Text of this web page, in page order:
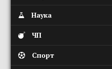
Наука
ЧП
Спорт